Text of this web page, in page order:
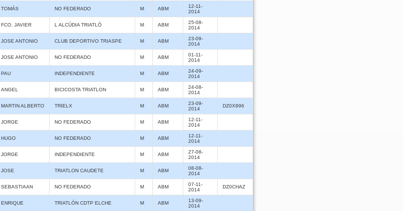
TOMÁS NO FEDERADO M ABM
12-11-
2014
FCO. JAVIER L ALCÚDIA TRIATLÓ M ABM
25-08-
2014
JOSE ANTONIO CLUB DEPORTIVO TRIASPE M ABM
23-09-
2014
JOSE ANTONIO NO FEDERADO M ABM
01-11-
2014
PAU INDEPENDIENTE M ABM
24-09-
2014
ANGEL BICICOSTA TRIATLON M ABM
24-08-
2014
MARTIN ALBERTO TRIELX M ABM
23-09-
2014
DZ0X896
JORGE NO FEDERADO M ABM
12-11-
2014
HUGO NO FEDERADO M ABM
12-11-
2014
JORGE INDEPENDIENTE M ABM
27-08-
2014
JOSE TRIATLON CAUDETE M ABM
08-08-
2014
SEBASTIAAN NO FEDERADO M ABM
07-11-
2014
DZ0CHAZ
ENRIQUE TRIATLÓN CDTP ELCHE M ABM
13-09-
2014